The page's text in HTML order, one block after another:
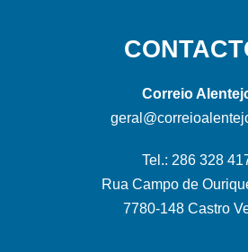
Correio
Tel.: 286 328
Rua Campo de
7780-148 Castro